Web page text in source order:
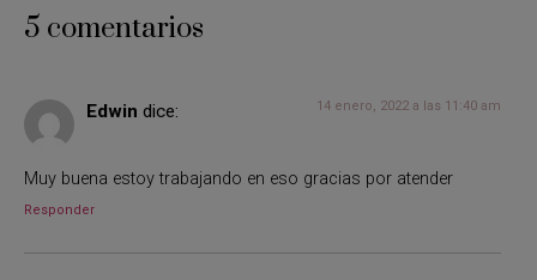
5 comentarios
Edwin dice: 14 enero, 2022 a las 11:40 am
Muy buena estoy trabajando en eso gracias por atender
Responder